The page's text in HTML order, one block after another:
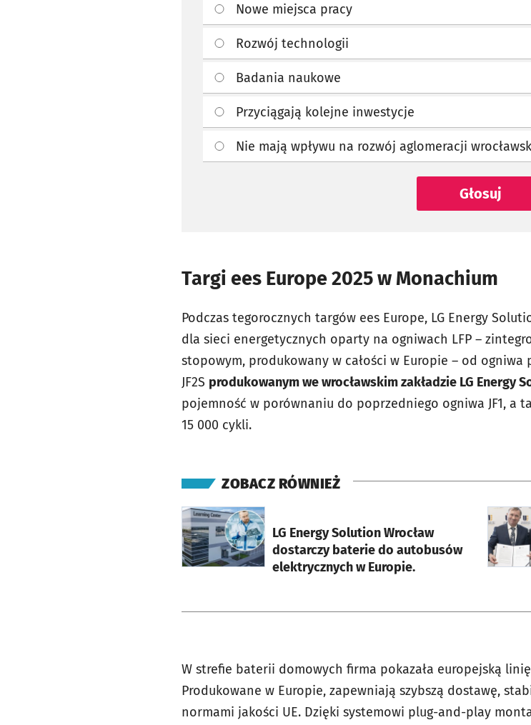
Nowe miejsca pracy
Rozwój technologii
Badania naukowe
Przyciągają kolejne inwestycje
Nie mają wpływu na rozwój aglomeracji
Głosuj
Targi ees Europe 2025 w Monachium
Podczas tegorocznych targów ees Europe, LG Energy
dla sieci energetycznych oparty na ogniwach LFP –
stopowym, produkowany w całości w Europie – od
JF2S produkowanym we wrocławskim zakładzie LG Energy
pojemność w porównaniu do poprzedniego ogniwa JF1, a
15 000 cykli.
ZOBACZ RÓWNIEŻ
LG Energy Solution Wrocław
dostarczy baterie do autobusów
elektrycznych w Europie.
otworzy się w nowej karcie
W strefie baterii domowych firma pokazała europejską
Produkowane w Europie, zapewniają szybszą dostawę,
normami jakości UE. Dzięki systemowi plug-and-play